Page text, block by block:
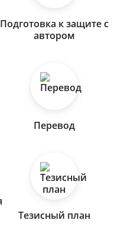
Подготовка к защите с
автором
Перевод
Тезисный план